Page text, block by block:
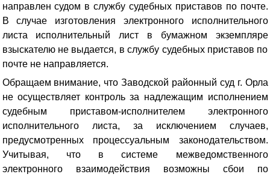
направлен судом в службу судебных приставов по почте.
В случае изготовления электронного исполнительного
листа исполнительный лист в бумажном экземпляре
взыскателю не выдается, в службу судебных приставов по
почте не направляется.
Обращаем внимание, что Заводской районный суд г. Орла
не осуществляет контроль за надлежащим исполнением
судебным приставом-исполнителем электронного
исполнительного листа, за исключением случаев,
предусмотренных процессуальным законодательством.
Учитывая, что в системе межведомственного
электронного взаимодействия возможны сбои по